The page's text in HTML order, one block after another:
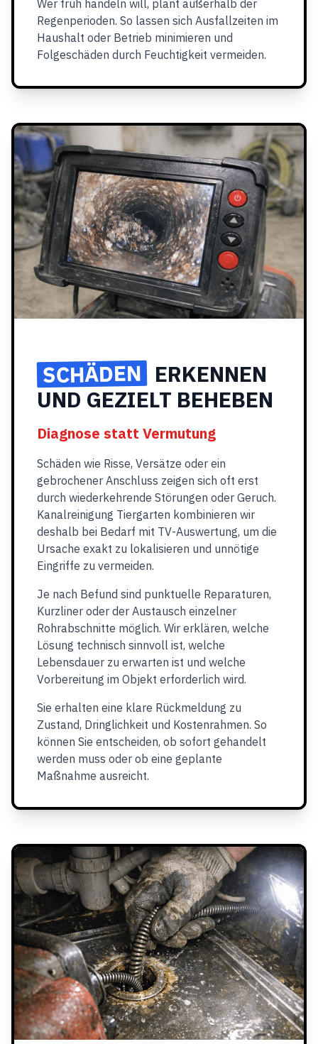
Wer früh handeln will, plant außerhalb der
Regenperioden. So lassen sich Ausfallzeiten im
Haushalt oder Betrieb minimieren und
Folgeschäden durch Feuchtigkeit vermeiden.
SCHÄDEN ERKENNEN
UND GEZIELT BEHEBEN
Diagnose statt Vermutung
Schäden wie Risse, Versätze oder ein
gebrochener Anschluss zeigen sich oft erst
durch wiederkehrende Störungen oder Geruch.
Kanalreinigung Tiergarten kombinieren wir
deshalb bei Bedarf mit TV-Auswertung, um die
Ursache exakt zu lokalisieren und unnötige
Eingriffe zu vermeiden.
Je nach Befund sind punktuelle Reparaturen,
Kurzliner oder der Austausch einzelner
Rohrabschnitte möglich. Wir erklären, welche
Lösung technisch sinnvoll ist, welche
Lebensdauer zu erwarten ist und welche
Vorbereitung im Objekt erforderlich wird.
Sie erhalten eine klare Rückmeldung zu
Zustand, Dringlichkeit und Kostenrahmen. So
können Sie entscheiden, ob sofort gehandelt
werden muss oder ob eine geplante
Maßnahme ausreicht.